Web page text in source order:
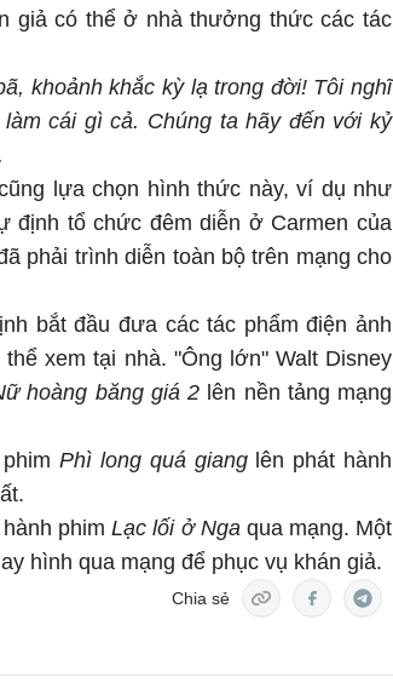
giả có thể ở nhà thưởng thức các tác
khoảnh khắc kỳ lạ trong đời! Tôi nghĩ
cái gì cả. Chúng ta hãy đến với kỷ
lựa chọn hình thức này, ví dụ như
định tổ chức đêm diễn ở Carmen của
phải trình diễn toàn bộ trên mạng cho
bắt đầu đưa các tác phẩm điện ảnh
xem tại nhà. "Ông lớn" Walt Disney
hoàng băng giá 2 lên nền tảng mạng
Phì long quá gianglên phát hành
hành phimLạc lối ở Ngaqua mạng. Một
hình qua mạng để phục vụ khán giả.
Chia sẻ